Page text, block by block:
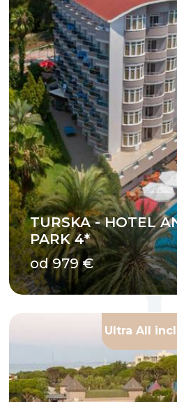
TURSKA - HOTEL
PARK 4*
od 979 €
Ultra All